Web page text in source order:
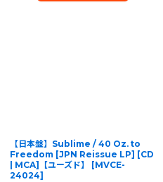
【日本盤】Sublime / 40 Oz. to
Freedom [JPN Reissue LP] [CD
| MCA]【ユーズド】
[MVCE-
24024]